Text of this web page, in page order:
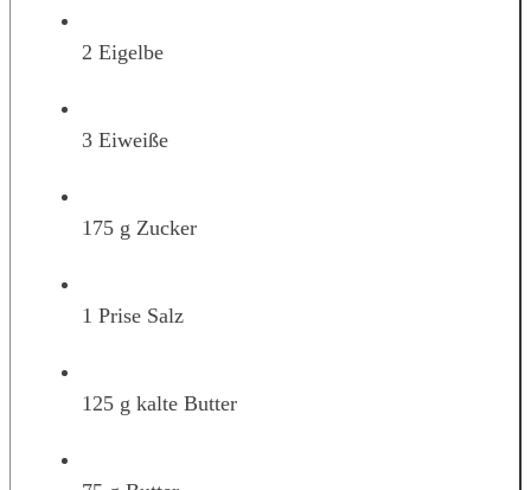
2 Eigelbe
3 Eiweiße
175 g Zucker
1 Prise Salz
125 g kalte Butter